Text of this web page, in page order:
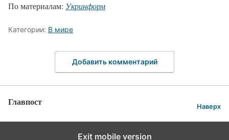
По материалам: Укринформ
Категории: В мире
Добавить комментарий
Главпост Наверх
Exit mobile version